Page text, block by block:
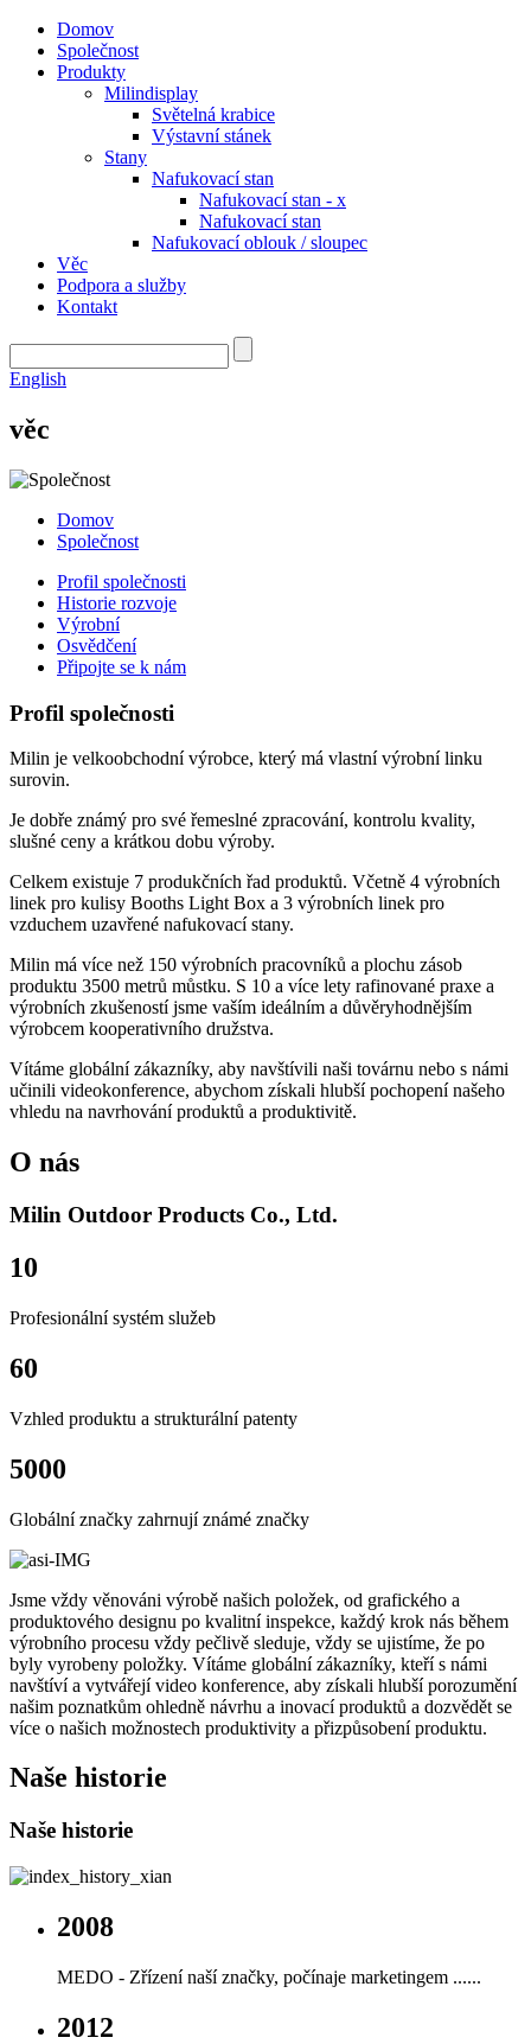
Domov
Společnost
Produkty
Milindisplay
Světelná krabice
Výstavní stánek
Stany
Nafukovací stan
Nafukovací stan - x
Nafukovací stan
Nafukovací oblouk / sloupec
Věc
Podpora a služby
Kontakt
English
věc
Domov
Společnost
Profil společnosti
Historie rozvoje
Výrobní
Osvědčení
Připojte se k nám
Profil společnosti
Milin je velkoobchodní výrobce, který má vlastní výrobní linku
surovin.
Je dobře známý pro své řemeslné zpracování, kontrolu kvality,
slušné ceny a krátkou dobu výroby.
Celkem existuje 7 produkčních řad produktů. Včetně 4 výrobních
linek pro kulisy Booths Light Box a 3 výrobních linek pro
vzduchem uzavřené nafukovací stany.
Milin má více než 150 výrobních pracovníků a plochu zásob
produktu 3500 metrů můstku. S 10 a více lety rafinované praxe a
výrobních zkušeností jsme vaším ideálním a důvěryhodnějším
výrobcem kooperativního družstva.
Vítáme globální zákazníky, aby navštívili naši továrnu nebo s námi
učinili videokonference, abychom získali hlubší pochopení našeho
vhledu na navrhování produktů a produktivitě.
O nás
Milin Outdoor Products Co., Ltd.
10
Profesionální systém služeb
60
Vzhled produktu a strukturální patenty
5000
Globální značky zahrnují známé značky
Jsme vždy věnováni výrobě našich položek, od grafického a
produktového designu po kvalitní inspekce, každý krok nás během
výrobního procesu vždy pečlivě sleduje, vždy se ujistíme, že po
byly vyrobeny položky. Vítáme globální zákazníky, kteří s námi
navštíví a vytvářejí video konference, aby získali hlubší porozumění
našim poznatkům ohledně návrhu a inovací produktů a dozvědět se
více o našich možnostech produktivity a přizpůsobení produktu.
Naše historie
Naše historie
2008
MEDO - Zřízení naší značky, počínaje marketingem ......
2012